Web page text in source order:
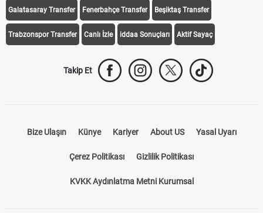
Galatasaray Transfer Fenerbahçe Transfer Beşiktaş Transfer
Trabzonspor Transfer Canlı İzle iddaa Sonuçları Aktif Sayaç
Takip Et
Bize Ulaşın Künye Kariyer About US Yasal Uyarı
Çerez Politikası Gizlilik Politikası
KVKK Aydınlatma Metni Kurumsal